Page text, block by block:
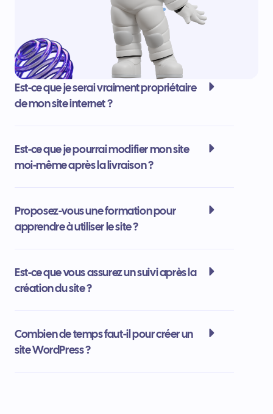
Est-ce que je serai vraiment propriétaire
de mon site internet ?
Est-ce que je pourrai modifier mon site
moi-même après la livraison ?
Proposez-vous une formation pour
apprendre à utiliser le site ?
Est-ce que vous assurez un suivi après la
création du site ?
Combien de temps faut-il pour créer un
site WordPress ?